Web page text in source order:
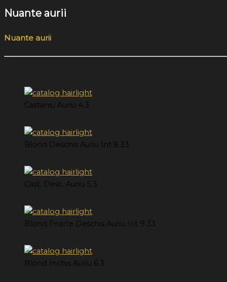
Nuante aurii
Nuante aurii
Castaniu Auriu 4.3
Blond Deschis Auriu Int 8.33
Cast. Desc. Auriu 5.3
Blond Foarte Deschis Auriu Int 9.33
Blond Inchis Auriu 6.3